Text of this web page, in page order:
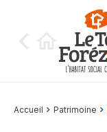
Accueil Patrimoine